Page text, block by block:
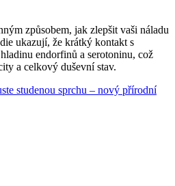
způsobem, jak zlepšit vaši náladu
ukazují, že krátký kontakt s
endorfinů a serotoninu, což
a celkový duševní stav.
studenou sprchu – nový přírodní